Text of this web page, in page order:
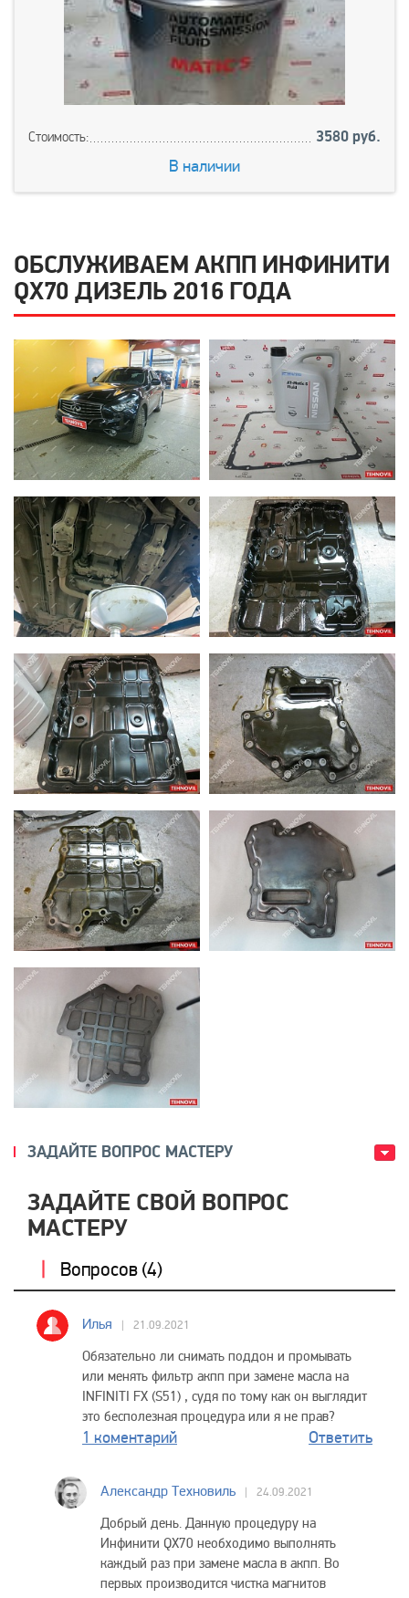
Стоимость:
3580 руб.
В наличии
ОБСЛУЖИВАЕМ АКПП ИНФИНИТИ
QX70 ДИЗЕЛЬ 2016 ГОДА
ЗАДАЙТЕ ВОПРОС МАСТЕРУ
ЗАДАЙТЕ СВОЙ ВОПРОС
МАСТЕРУ
Вопросов (4)
Илья 21.09.2021
Обязательно ли снимать поддон и промывать
или менять фильтр акпп при замене масла на
INFINITI FX (S51) , судя по тому как он выглядит
это бесполезная процедура или я не прав?
1 коментарий Ответить
Александр Техновиль 24.09.2021
Добрый день. Данную процедуру на
Инфинити QX70 необходимо выполнять
каждый раз при замене масла в акпп. Во
первых производится чистка магнитов